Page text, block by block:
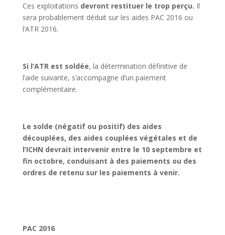
Ces exploitations devront restituer le trop perçu. Il
sera probablement déduit sur les aides PAC 2016 ou
l’ATR 2016.
Si l’ATR est soldée, la détermination définitive de
l’aide suivante, s’accompagne d’un paiement
complémentaire.
Le solde (négatif ou positif) des aides
découplées, des aides couplées végétales et de
l’ICHN devrait intervenir entre le 10 septembre et
fin octobre, conduisant à des paiements ou des
ordres de retenu sur les paiements à venir.
PAC 2016